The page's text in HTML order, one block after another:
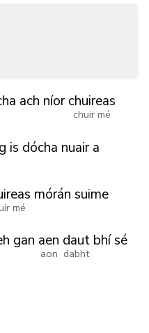
ach níor chuireas
chuir mé
is dócha nuair a
mé
mórán suime
gan aen
aon
daut
dabht
bhísé